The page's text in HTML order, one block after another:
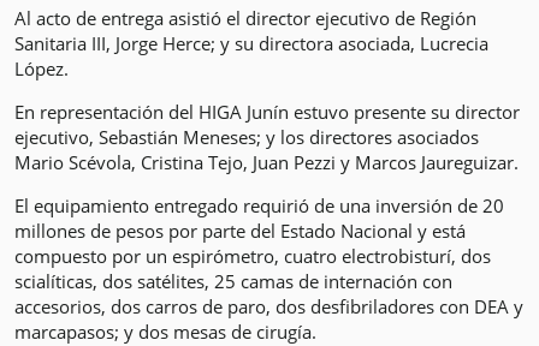
Al acto de entrega asistió el director ejecutivo de Región
Sanitaria III, Jorge Herce; y su directora asociada, Lucrecia
López.
En representación del HIGA Junín estuvo presente su director
ejecutivo, Sebastián Meneses; y los directores asociados
Mario Scévola, Cristina Tejo, Juan Pezzi y Marcos Jaureguizar.
El equipamiento entregado requirió de una inversión de 20
millones de pesos por parte del Estado Nacional y está
compuesto por un espirómetro, cuatro electrobisturí, dos
scialíticas, dos satélites, 25 camas de internación con
accesorios, dos carros de paro, dos desfibriladores con DEA y
marcapasos; y dos mesas de cirugía.